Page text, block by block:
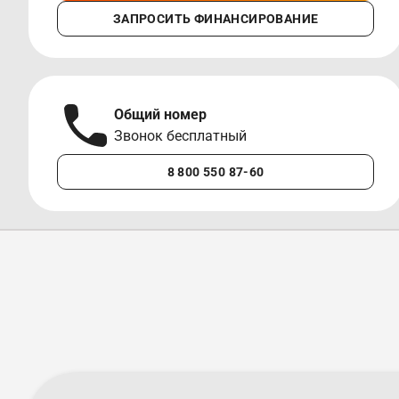
ЗАПРОСИТЬ ФИНАНСИРОВАНИЕ
Общий номер
Звонок бесплатный
8 800 550 87-60